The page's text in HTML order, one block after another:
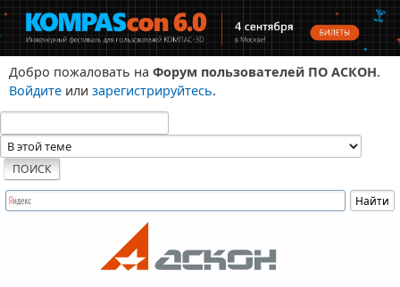
Добро пожаловать на Форум пользователей ПО АСКОН.
Войдите или зарегистрируйтесь.